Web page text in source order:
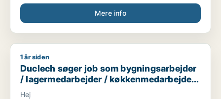
Mere info
Duclech søger job som bygningsarbejder /
1 år siden
Duclech søger job som bygningsarbejder
/ lagermedarbejder / køkkenmedarbejder /
cafémedarbejder / butiksmedarbejder
Hej